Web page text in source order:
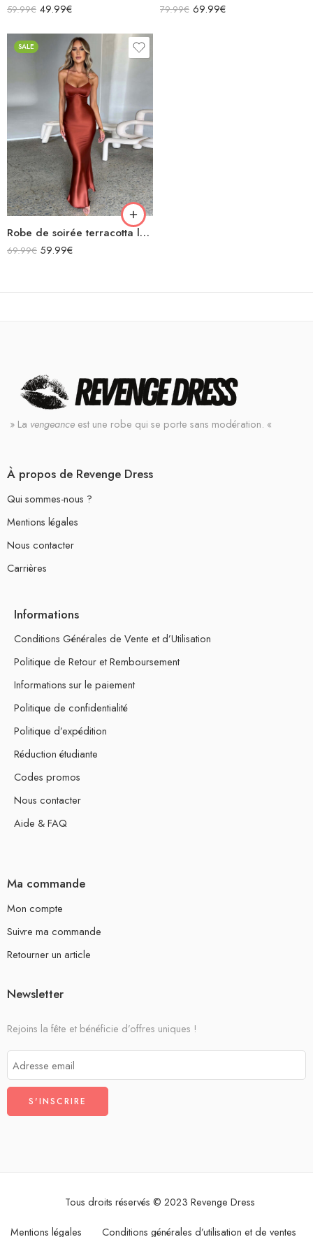
59.99€ 49.99€ 79.99€ 69.99€
SALE
Robe de soirée terracotta longue en satin bretelles spaghetti décolleté dos nu laçage croisées dans le dos
69.99€ 59.99€
» La vengeance est une robe qui se porte sans modération. «
À propos de Revenge Dress
Qui sommes-nous ?
Mentions légales
Nous contacter
Carrières
Informations
Conditions Générales de Vente et d’Utilisation
Politique de Retour et Remboursement
Informations sur le paiement
Politique de confidentialité
Politique d’expédition
Réduction étudiante
Codes promos
Nous contacter
Aide & FAQ
Ma commande
Mon compte
Suivre ma commande
Retourner un article
Newsletter
Rejoins la fête et bénéficie d’offres uniques !
Tous droits réservés © 2023 Revenge Dress
Mentions légales Conditions générales d’utilisation et de ventes